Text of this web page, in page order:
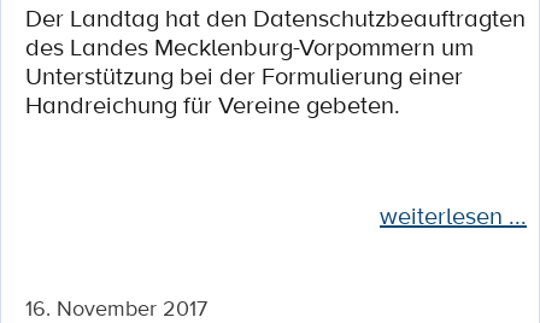
Der Landtag hat den Datenschutzbeauftragten
des Landes Mecklenburg-Vorpommern um
Unterstützung bei der Formulierung einer
Handreichung für Vereine gebeten.
weiterlesen ...
16. November 2017